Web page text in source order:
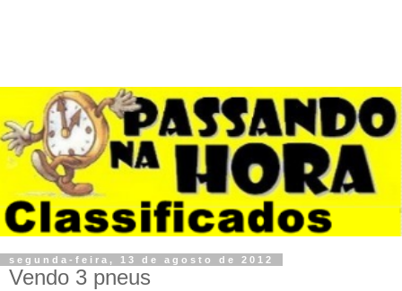
segunda-feira, 13 de agosto de 2012
Vendo 3 pneus